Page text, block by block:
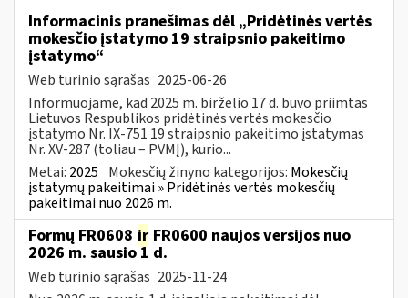
Informacinis pranešimas dėl „Pridėtinės vertės
mokesčio įstatymo 19 straipsnio pakeitimo
įstatymo“
Web turinio sąrašas 2025-06-26
Informuojame, kad 2025 m. birželio 17 d. buvo priimtas
Lietuvos Respublikos pridėtinės vertės mokesčio
įstatymo Nr. IX-751 19 straipsnio pakeitimo įstatymas
Nr. XV-287 (toliau – PVMĮ), kurio...
Metai: 2025 Mokesčių žinyno kategorijos: Mokesčių
įstatymų pakeitimai » Pridėtinės vertės mokesčių
pakeitimai nuo 2026 m.
Formų FR0608 ir FR0600 naujos versijos nuo
2026 m. sausio 1 d.
Web turinio sąrašas 2025-11-24